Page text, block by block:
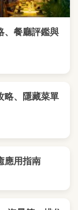
、餐廳評鑑與
略、隱藏菜單
應用指南